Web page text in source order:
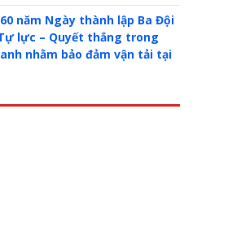
năm Ngày thành lập Ba Đội
lực – Quyết thắng trong
nhằm bảo đảm vận tải tại